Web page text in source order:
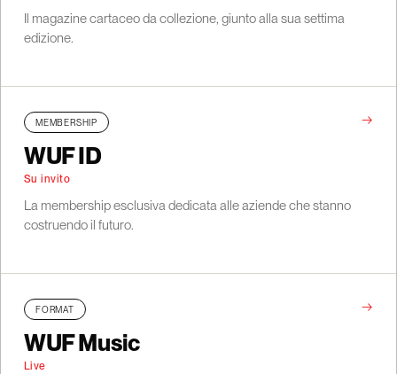
Il magazine cartaceo da collezione, giunto alla sua settima
edizione.
MEMBERSHIP →
WUF ID
Su invito
La membership esclusiva dedicata alle aziende che stanno
costruendo il futuro.
FORMAT →
WUF Music
Live